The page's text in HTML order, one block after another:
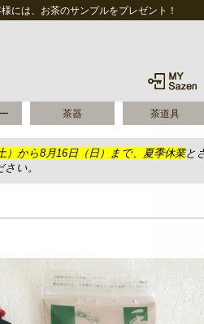
には、お茶のサンプルをプレゼント！
茶器 茶道具
）から8月16日（日）まで、夏季休業と
い。